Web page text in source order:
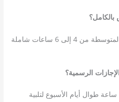
ج: في المتوسط، تستغرق الشقة المتوسطة من 4 إلى 6 ساعات شاملة
الرسمية؟
ج: نعم، فريقنا يعمل على مدار 24 ساعة طوال أيام الأسبوع لتلبية